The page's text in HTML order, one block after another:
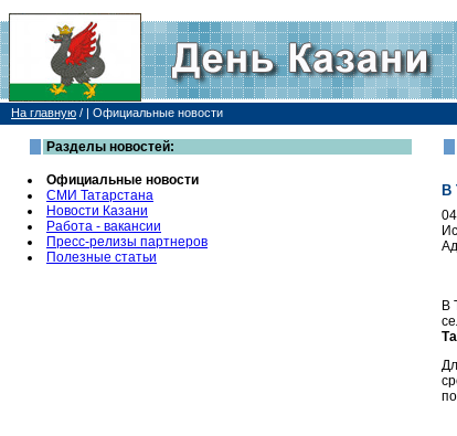
На главную / | Официальные новости
Разделы новостей:
Официальные новости
СМИ Татарстана
Новости Казани
Работа - вакансии
Пресс-релизы партнеров
Полезные статьи
В
В